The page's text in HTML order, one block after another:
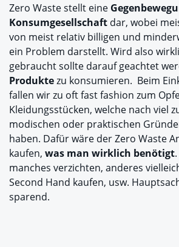
Zero Waste stellt eine
Konsumgesellschaft dar, wobei
von meist relativ billigen und
ein Problem darstellt. Wird also
gebraucht sollte darauf geachtet
Produktezu konsumieren. Beim
fallen wir zu oft fast fashion zum
Kleidungsstücken, welche nach viel
modischen oder praktischen
haben. Dafür wäre der Zero Waste
kaufen, was man wirklich benötigt
manches verzichten, anderes
Second Hand kaufen, usw.
sparend.